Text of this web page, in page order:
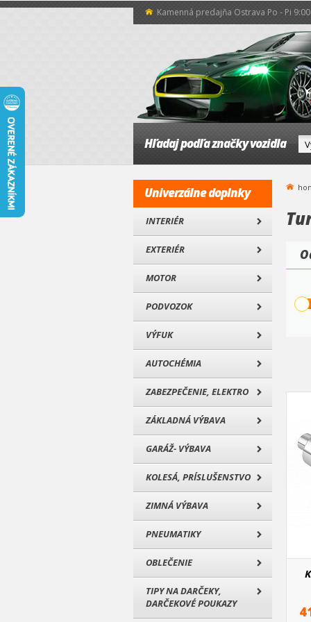
Kamenná predajňa Ostrava Po - Pi
Hľadaj podľa značky vozidla
Univerzálne doplnky
INTERIÉR
EXTERIÉR
MOTOR
PODVOZOK
VÝFUK
AUTOCHÉMIA
ZABEZPEČENIE, ELEKTRO
ZÁKLADNÁ VÝBAVA
GARÁŽ- VÝBAVA
KOLESÁ, PRÍSLUŠENSTVO
ZIMNÁ VÝBAVA
PNEUMATIKY
OBLEČENIE
TIPY NA DARČEKY,
DARČEKOVÉ POUKAZY